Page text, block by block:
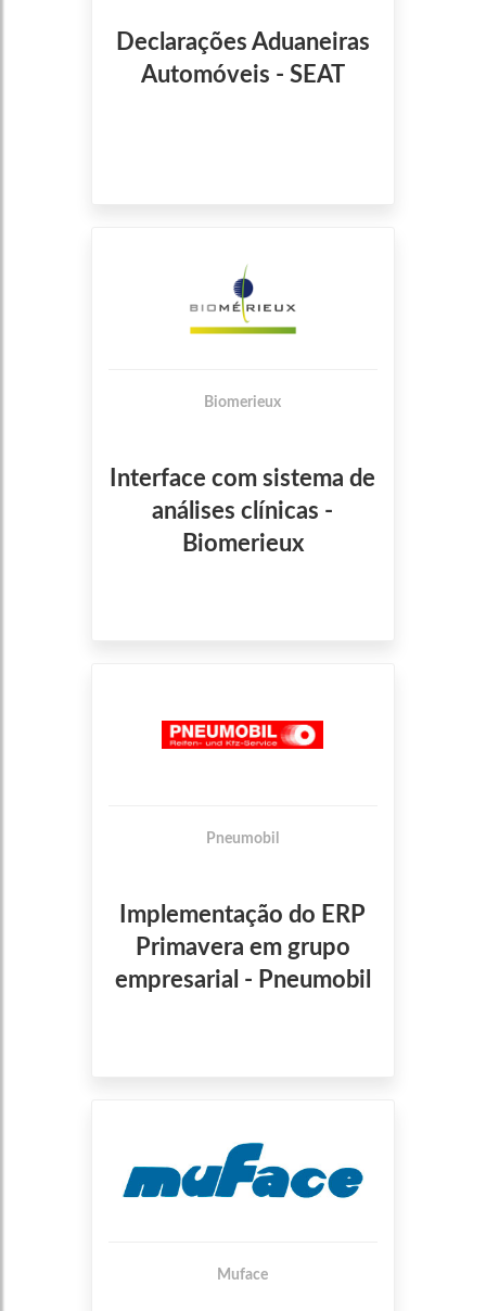
Declarações Aduaneiras
Automóveis - SEAT
Biomerieux
Interface com sistema de
análises clínicas -
Biomerieux
Pneumobil
Implementação do ERP
Primavera em grupo
empresarial - Pneumobil
Muface